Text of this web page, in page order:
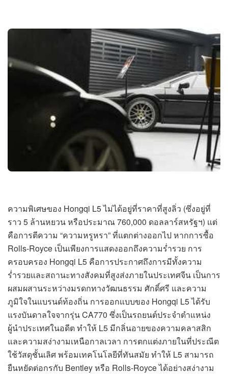
ความพิเศษของ Hongqi L5 ไม่ได้อยู่ที่ราคาที่สูงลิ่ว (ซึ่งอยู่ที่
ราว 5 ล้านหยวน หรือประมาณ 760,000 ดอลลาร์สหรัฐฯ) แต่
คือการตีความ “ความหรูหรา” ที่แตกต่างออกไป หากการซื้อ
Rolls-Royce เป็นเพียงการแสดงออกถึงความร่ำรวย การ
ครอบครอง Hongqi L5 คือการประกาศถึงการมีทั้งความ
ร่ำรวยและสถานะทางสังคมที่สูงส่งภายในประเทศจีน เป็นการ
ผสมผสานระหว่างมรดกทางวัฒนธรรม ศักดิ์ศรี และความ
ภูมิใจในแบรนด์ท้องถิ่น การออกแบบของ Hongqi L5 ได้รับ
แรงบันดาลใจจากรุ่น CA770 ซึ่งเป็นรถยนต์ประจำตำแหน่ง
ผู้นำประเทศในอดีต ทำให้ L5 มีกลิ่นอายของความคลาสสิก
และความสง่างามเหนือกาลเวลา การตกแต่งภายในที่ประณีต
ใช้วัสดุชั้นเลิศ พร้อมเทคโนโลยีที่ทันสมัย ทำให้ L5 สามารถ
ยืนหยัดต่อกรกับ Bentley หรือ Rolls-Royce ได้อย่างสง่างาม